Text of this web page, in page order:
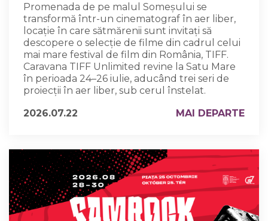
Promenada de pe malul Someșului se
transformă într-un cinematograf în aer liber,
locație în care sătmărenii sunt invitați să
descopere o selecție de filme din cadrul celui
mai mare festival de film din România, TIFF.
Caravana TIFF Unlimited revine la Satu Mare
în perioada 24–26 iulie, aducând trei seri de
proiecții în aer liber, sub cerul înstelat.
2026.07.22
MAI DEPARTE